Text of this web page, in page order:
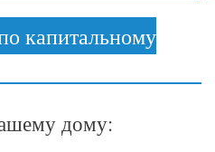
капитальному
дому: